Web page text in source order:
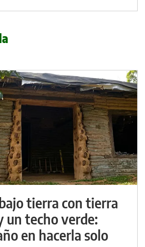
tierra con tierra
un techo verde:
en hacerla solo